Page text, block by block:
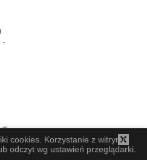
-
cookies. Korzystanie z witryny
odczyt wg ustawień przeglądarki.